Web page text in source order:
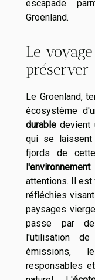
escapade
Groenland.
Le
préserver
Le Groenland,
écosystème
durable devient
qui se laissent
fjords de
l'environnement
attentions. Il est
réfléchies
paysages
passe par
l'utilisation
émissions,
responsables